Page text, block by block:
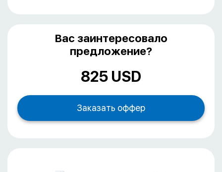
Вас заинтересовало
предложение?
825 USD